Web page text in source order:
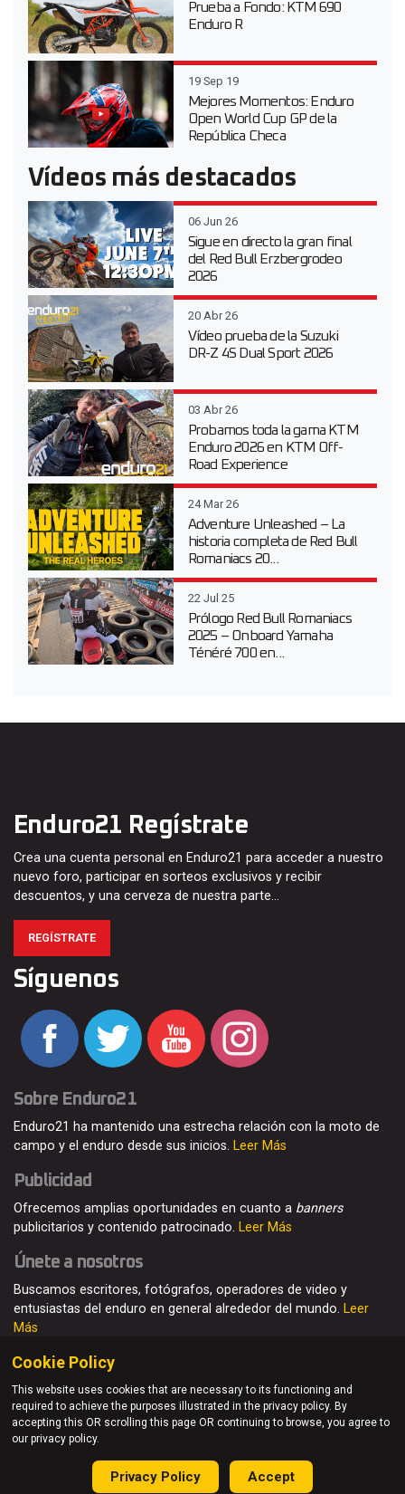
Prueba a Fondo: KTM 690
Enduro R
19 Sep 19
Mejores Momentos: Enduro
Open World Cup GP de la
República Checa
Vídeos más destacados
06 Jun 26
Sigue en directo la gran final
del Red Bull Erzbergrodeo
2026
20 Abr 26
Vídeo prueba de la Suzuki
DR-Z 4S Dual Sport 2026
03 Abr 26
Probamos toda la gama KTM
Enduro 2026 en KTM Off-
Road Experience
24 Mar 26
Adventure Unleashed – La
historia completa de Red Bull
Romaniacs 20...
22 Jul 25
Prólogo Red Bull Romaniacs
2025 – Onboard Yamaha
Ténéré 700 en...
Enduro21 Regístrate
Crea una cuenta personal en Enduro21 para acceder a nuestro
nuevo foro, participar en sorteos exclusivos y recibir
descuentos, y una cerveza de nuestra parte…
REGÍSTRATE
Síguenos
Sobre Enduro21
Enduro21 ha mantenido una estrecha relación con la moto de
campo y el enduro desde sus inicios. Leer Más
Publicidad
Ofrecemos amplias oportunidades en cuanto a banners
publicitarios y contenido patrocinado. Leer Más
Únete a nosotros
Buscamos escritores, fotógrafos, operadores de video y
entusiastas del enduro en general alrededor del mundo. Leer
Más
© Enduro21 / Future7Media Limited. Todos los derechos
reservados
Quienes somos Contacto Únete Publicidad
Privacy Policy
Cookie Policy
This website uses cookies that are necessary to its functioning and
required to achieve the purposes illustrated in the privacy policy. By
accepting this OR scrolling this page OR continuing to browse, you agree to
our privacy policy.
Privacy Policy Accept